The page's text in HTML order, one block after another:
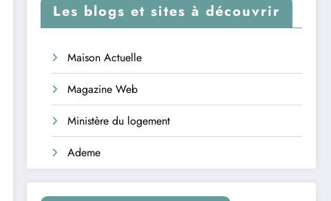
Les blogs et sites à découvrir
Maison Actuelle
Magazine Web
Ministère du logement
Ademe